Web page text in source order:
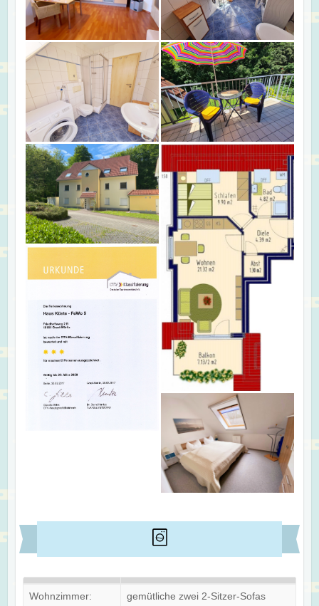
Wohnzimmer:
gemütliche zwei 2-Sitzer-Sofas